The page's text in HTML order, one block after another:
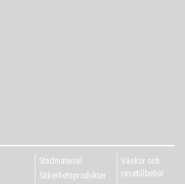
Städmaterial
Säkerhetsprodukter
Väskor och
resetillbehör